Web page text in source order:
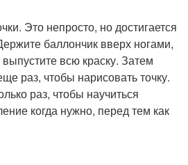
Это непросто, но достигается
баллончик вверх ногами,
всю краску. Затем
раз, чтобы нарисовать точку.
раз, чтобы научиться
когда нужно, перед тем как